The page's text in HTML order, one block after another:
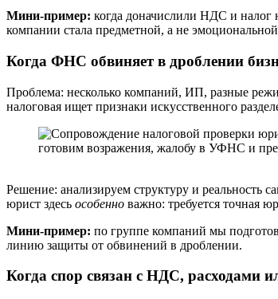
Мини-пример: когда доначислили НДС и налог
компании стала предметной, а не
Когда ФНС обвиняет в дроблении
Проблема: несколько компаний, ИП, разные
налоговая ищет признаки искусственного
Решение: анализируем структуру и реальность
юрист здесь особенно важно: требуется точная
Мини-пример: по группе компаний мы
линию защиты от обвинений в дроблении.
Когда спор связан с НДС, расходами